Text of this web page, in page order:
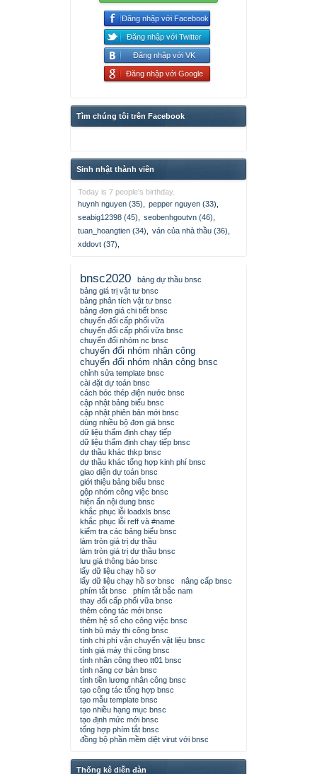
Đăng nhập với Facebook
Đăng nhập với Twitter
Đăng nhập với VK
Đăng nhập với Google
Tìm chúng tôi trên Facebook
Sinh nhật thành viên
Today is 7 people's birthday.
huynh nguyen (35)
pepper nguyen (33)
seabig12398 (45)
seobenhgoutvn (46)
tuan_hoangtien (34)
ván của nhà thầu (36)
xddovt (37)
bnsc2020
bảng dự thầu bnsc
bảng giá trị vật tư bnsc
bảng phân tích vật tư bnsc
bảng đơn giá chi tiết bnsc
chuyển đổi cấp phối vữa
chuyển đổi cấp phối vữa bnsc
chuyển đổi nhóm nc bnsc
chuyển đổi nhóm nhân công
chuyển đổi nhóm nhân công bnsc
chỉnh sửa template bnsc
cài đặt dự toán bnsc
cách bóc thép điện nước bnsc
cập nhật bảng biểu bnsc
cập nhật phiên bản mới bnsc
dùng nhiều bộ đơn giá bnsc
dữ liệu thẩm định chạy tiếp
dữ liệu thẩm định chạy tiếp bnsc
dự thầu khác thkp bnsc
dự thầu khác tổng hợp kinh phí bnsc
giao diện dự toán bnsc
giới thiệu bảng biểu bnsc
gộp nhóm công việc bnsc
hiện ẩn nội dung bnsc
khắc phục lỗi loadxls bnsc
khắc phục lỗi reff và #name
kiểm tra các bảng biểu bnsc
làm tròn giá trị dự thầu
làm tròn giá trị dự thầu bnsc
lưu giá thông báo bnsc
lấy dữ liệu chạy hồ sơ
lấy dữ liệu chạy hồ sơ bnsc
nâng cấp bnsc
phím tắt bnsc
phím tắt bắc nam
thay đổi cấp phối vữa bnsc
thêm công tác mới bnsc
thêm hệ số cho công việc bnsc
tính bù máy thi công bnsc
tính chi phí vận chuyển vật liệu bnsc
tính giá máy thi công bnsc
tính nhân công theo tt01 bnsc
tính năng cơ bản bnsc
tính tiền lương nhân công bnsc
tạo công tác tổng hợp bnsc
tạo mẫu template bnsc
tạo nhiều hạng mục bnsc
tạo định mức mới bnsc
tổng hợp phím tắt bnsc
đồng bộ phần mềm diệt virut với bnsc
Thống kê diễn đàn